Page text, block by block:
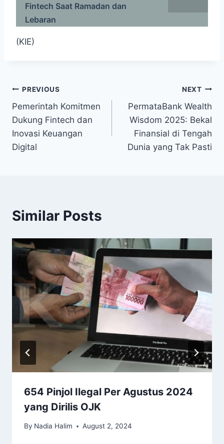
Fintech Saat Ramadan dan
Lebaran
(KIE)
Post
navigation
PREVIOUS
Pemerintah Komitmen
Dukung Fintech dan
Inovasi Keuangan
Digital
NEXT
PermataBank Wealth
Wisdom 2025: Bekal
Finansial di Tengah
Dunia yang Tak Pasti
Similar Posts
654 Pinjol Ilegal Per Agustus 2024
yang Dirilis OJK
By Nadia Halim August 2, 2024